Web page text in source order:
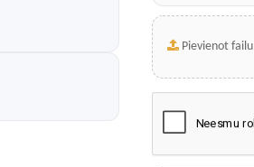
Pievienot failu